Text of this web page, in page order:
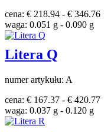
cena: € 218.94 - € 346.76
waga: 0.051 g - 0.090 g
Litera Q
numer artykułu: A
cena: € 167.37 - € 420.77
waga: 0.037 g - 0.120 g